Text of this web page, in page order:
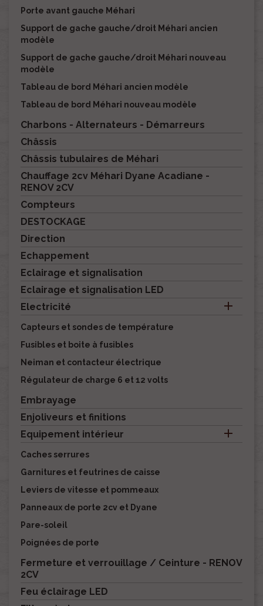
Porte avant gauche Méhari
Support de gache gauche/droit Méhari ancien
modèle
Support de gache gauche/droit Méhari nouveau
modèle
Tableau de bord Méhari ancien modèle
Tableau de bord Méhari nouveau modèle
Charbons - Alternateurs - Démarreurs
Châssis
Châssis tubulaires de Méhari
Chauffage 2cv Méhari Dyane Acadiane -
RENOV 2CV
Compteurs
DESTOCKAGE
Direction
Echappement
Eclairage et signalisation
Eclairage et signalisation LED
Electricité

Capteurs et sondes de température
Fusibles et boite à fusibles
Neiman et contacteur électrique
Régulateur de charge 6 et 12 volts
Embrayage
Enjoliveurs et finitions
Equipement intérieur

Caches serrures
Garnitures et feutrines de caisse
Leviers de vitesse et pommeaux
Panneaux de porte 2cv et Dyane
Pare-soleil
Poignées de porte
Fermeture et verrouillage / Ceinture - RENOV
2CV
Feu éclairage LED